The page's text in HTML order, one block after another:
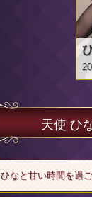
天使 ひ
ひなと甘い時間を過